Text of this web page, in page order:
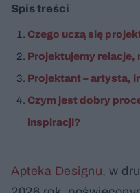
Spis treści
Czego uczą się
Projektujemy relacje,
Projektant – artysta,
Czym jest dobry
inspiracji?
Apteka Designu, w